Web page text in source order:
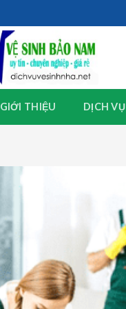
GIỚI THIỆU DỊCH VỤ